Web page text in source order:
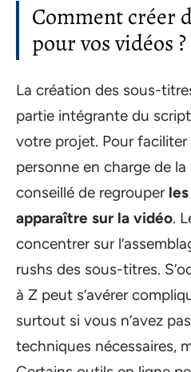
Comment créer
pour vos vidéos ?
La création des sous-
partie intégrante du
votre projet. Pour faciliter
personne en charge de
conseillé de regrouper
apparaître sur la vidéo.
concentrer sur
rushs des sous-titres.
à Z peut s’avérer
surtout si vous n’avez
techniques nécessaires,